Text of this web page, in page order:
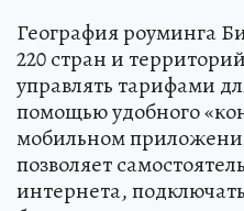
География роуминга
220 стран и
управлять тарифами
помощью удобного
мобильном
позволяет
интернета,